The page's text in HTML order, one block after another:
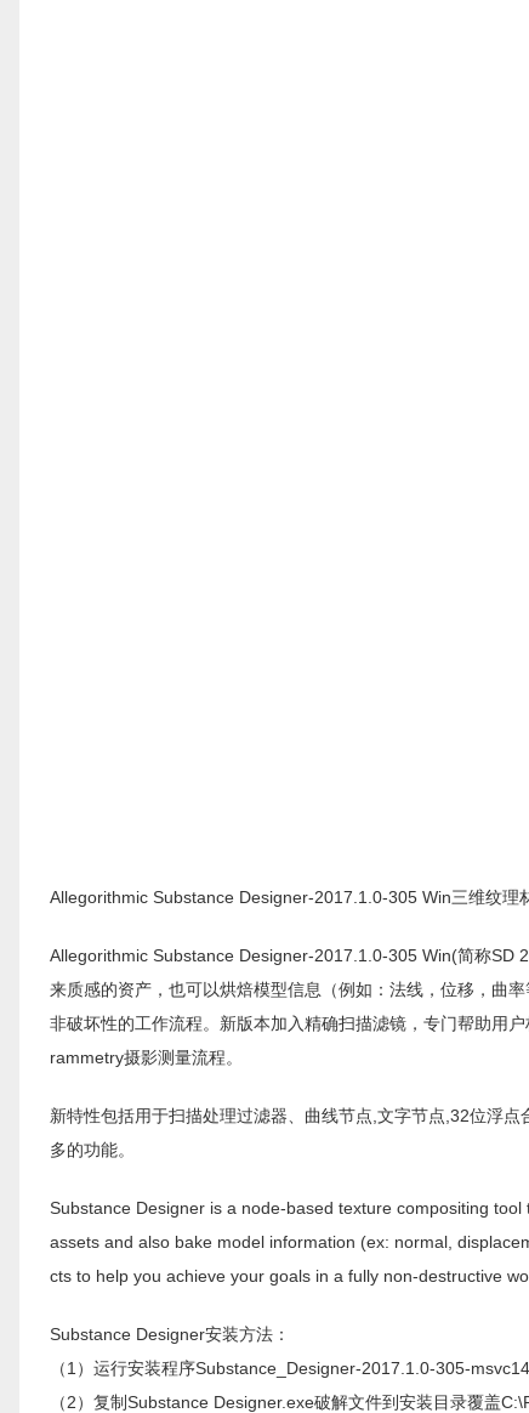
Allegorithmic Substance Designer-2017.1.0-305 Win三维纹理
Allegorithmic Substance Designer-2017.1.0-305 Win(简称SD
来质感的资产，也可以烘焙模型信息（例如：法线，位移，曲
非破坏性的工作流程。新版本加入精确扫描滤镜，专门帮助用
rammetry摄影测量流程。
新特性包括用于扫描处理过滤器、曲线节点,文字节点,32位浮
多的功能。
Substance Designer is a node-based texture compositing
assets and also bake model information (ex: normal,
cts to help you achieve your goals in a fully non-destructive
Substance Designer安装方法：
（1）运行安装程序Substance_Designer-2017.1.0-305-
（2）复制Substance Designer.exe破解文件到安装目录覆盖